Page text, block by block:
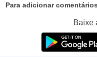
Para adicionar
Baixe